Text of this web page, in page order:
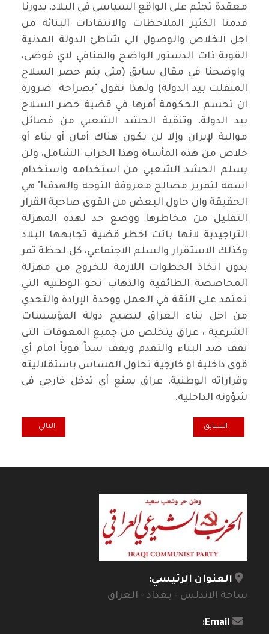
معقدة تجثم على الواقع السياسي في البلاد، بدورنا
قدمنا الكثير الملاحظات والانتقادات البنائة من
اجل الخلاص والوصول الى شاطئ الدولة المدنية
القوية ذات الدستور الواضح والمنافي لاي فوضى،
واوضحنا في مقال سابق (متى يتم حصر السلاح
المنفلت بيد الدولة) ولهذا نقول "بصراحة ضرورة
ان تحسم الحكومة أمرها في قضية حصر السلاح
بيد الدولة، وتنقية الحشد الشعبي من فصائل
موالية لإيران وإلا لن يكون هناك أمان أو بناء أو
خلاص من هذه المأساة وهذا الخراب الشامل، ولن
يسلم الحشد الشعبي من استخدامه واستخدام
اسمه لتمرير مصالح معروفة التوجه والهدف!" هي
الحقيقة وان حاول البعض من القوى صاحبة القرار
التقليل من مخاطرها ووضع حد لهذه المهزلة
التراجيدية لانها باتت اخطر قضية تجابهها البلاد
وكذلك الاستقرار والسلم الاجتماعي، كل لحظة تمر
بدون اتخاذ الخطوات اللازمة للخروج من مهزلة
المحاصصة الطائفية والذهاب نحو الوطنية التي
تعتمد على الثقة في العمل ووحدة الإرادة والتحدي
من اجل بناء العراق ليصبح دولة المؤسسات
الشرعية ، عراق يتخلص من جميع المعوقات التي
تقف ضد البناء والتقدم ويقف سداً قوياً امام أي
قوى داخلية او خارجية تحاول المساس باستقلاليته
وقراراته الوطنية، عراق يمنع أي تدخل خارجي في
شؤونه الداخلية.
المقال السابق: الحزب الشيوعي الدنماركي.. بداية التأسيس - الانقسام
السابق المقال التالي:
التالي
العنوان الرئيسي:
ساحة الاندلس - بغداد - العراق
Email: